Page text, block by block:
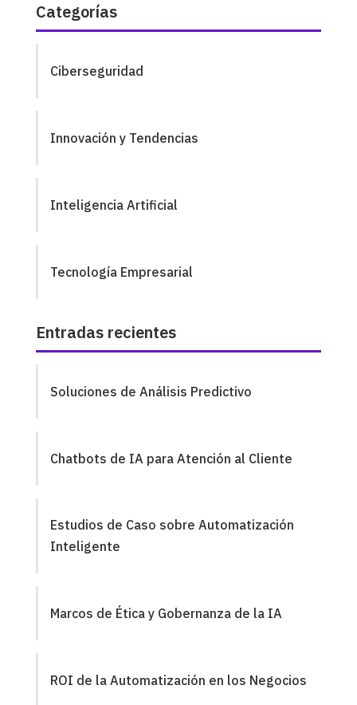
Categorías
Ciberseguridad
Innovación y Tendencias
Inteligencia Artificial
Tecnología Empresarial
Entradas recientes
Soluciones de Análisis Predictivo
Chatbots de IA para Atención al Cliente
Estudios de Caso sobre Automatización
Inteligente
Marcos de Ética y Gobernanza de la IA
ROI de la Automatización en los Negocios